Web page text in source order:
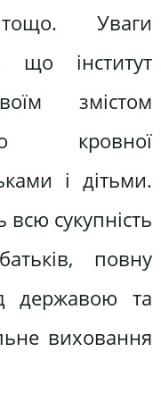
Уваги
що інститут
змістом
кровної
і дітьми.
всю сукупність
повну
державою та
виховання